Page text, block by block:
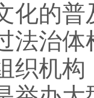
化的
法治
织机